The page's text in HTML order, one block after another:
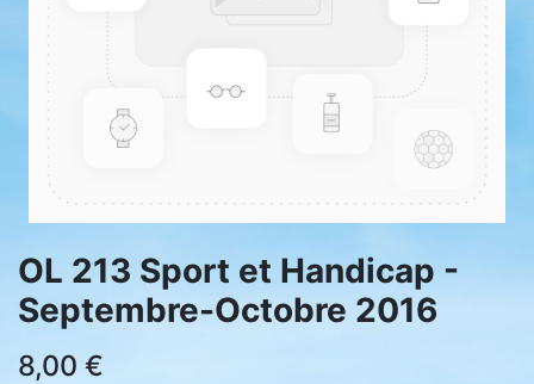
OL 213 Sport et Handicap -
Septembre-Octobre 2016
8,00 €